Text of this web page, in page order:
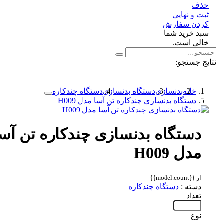
و نهایی
سفارش
خرید شما
است.
جستجو:
خانهبدنسازیدستگاه بدنسازیدستگاه چندکاره
دستگاه بدنسازی چندکاره تن آسا مدل H009
دستگاه بدنسازی چندکاره تن آسا
مدل H009
دسته :دستگاه چندکاره